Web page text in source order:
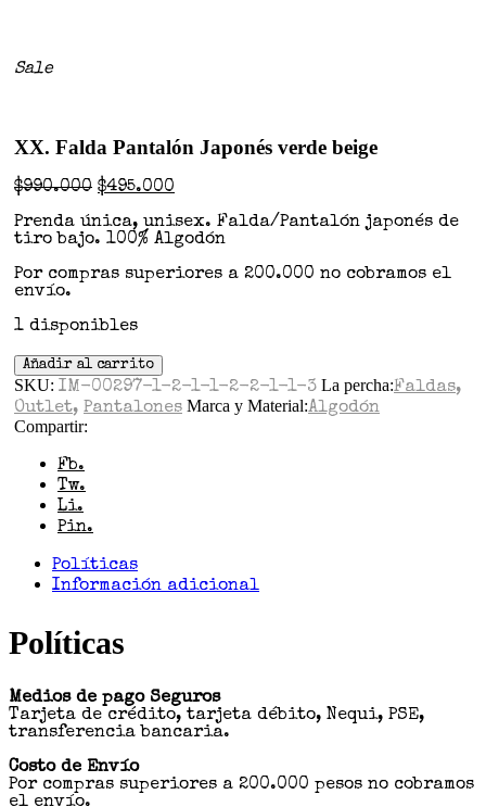
Sale
XX. Falda Pantalón Japonés verde beige
$990.000 $495.000
Prenda única, unisex. Falda/Pantalón japonés de
tiro bajo. 100% Algodón
Por compras superiores a 200.000 no cobramos el
envío.
1 disponibles
Añadir al carrito
SKU: IM-00297-1-2-1-1-2-2-1-1-3 La percha:Faldas,
Outlet, Pantalones Marca y Material:Algodón
Compartir:
Fb.
Tw.
Li.
Pin.
Políticas
Información adicional
Políticas
Medios de pago Seguros
Tarjeta de crédito, tarjeta débito, Nequi, PSE,
transferencia bancaria.
Costo de Envío
Por compras superiores a 200.000 pesos no cobramos
el envío.